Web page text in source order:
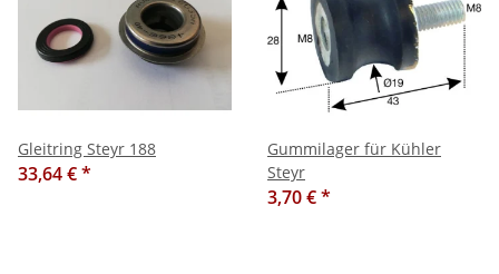
Gleitring Steyr 188
33,64 €*
Gummilager für Kühler
Steyr
3,70 €*